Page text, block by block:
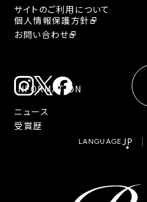
INFORMATION
ニュース
受賞歴
サイトのご利用について
個人情報保護方針
お問い合わせ
LANGUAGEJP